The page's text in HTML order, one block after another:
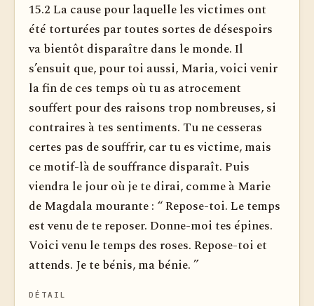
15.2 La cause pour laquelle les victimes ont
été torturées par toutes sortes de désespoirs
va bientôt disparaître dans le monde. Il
s’ensuit que, pour toi aussi, Maria, voici venir
la fin de ces temps où tu as atrocement
souffert pour des raisons trop nombreuses, si
contraires à tes sentiments. Tu ne cesseras
certes pas de souffrir, car tu es victime, mais
ce motif-là de souffrance disparaît. Puis
viendra le jour où je te dirai, comme à Marie
de Magdala mourante : “ Repose-toi. Le temps
est venu de te reposer. Donne-moi tes épines.
Voici venu le temps des roses. Repose-toi et
attends. Je te bénis, ma bénie. ”
DÉTAIL